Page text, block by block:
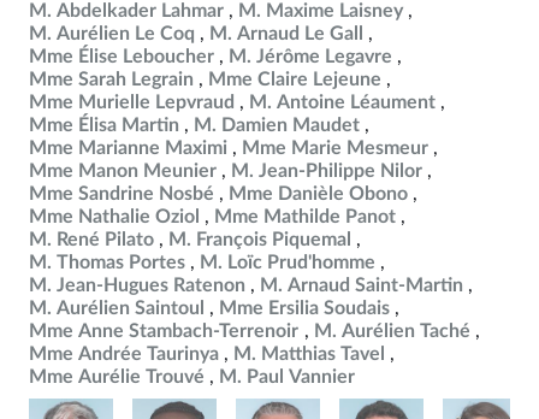
M. Abdelkader Lahmar
M. Maxime Laisney
M. Aurélien Le Coq
M. Arnaud Le Gall
Mme Élise Leboucher
M. Jérôme Legavre
Mme Sarah Legrain
Mme Claire Lejeune
Mme Murielle Lepvraud
M. Antoine Léaument
Mme Élisa Martin
M. Damien Maudet
Mme Marianne Maximi
Mme Marie Mesmeur
Mme Manon Meunier
M. Jean-Philippe Nilor
Mme Sandrine Nosbé
Mme Danièle Obono
Mme Nathalie Oziol
Mme Mathilde Panot
M. René Pilato
M. François Piquemal
M. Thomas Portes
M. Loïc Prud'homme
M. Jean-Hugues Ratenon
M. Arnaud Saint-Martin
M. Aurélien Saintoul
Mme Ersilia Soudais
Mme Anne Stambach-Terrenoir
M. Aurélien Taché
Mme Andrée Taurinya
M. Matthias Tavel
Mme Aurélie Trouvé
M. Paul Vannier